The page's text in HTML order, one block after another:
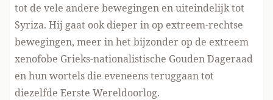
tot de vele andere bewegingen en uiteindelijk tot
Syriza. Hij gaat ook dieper in op extreem-rechtse
bewegingen, meer in het bijzonder op de extreem
xenofobe Grieks-nationalistische Gouden Dageraad
en hun wortels die eveneens teruggaan tot
diezelfde Eerste Wereldoorlog.